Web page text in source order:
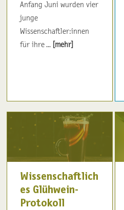
Anfang Juni wurden vier
junge
Wissenschaftler:innen
für ihre ... [mehr]
Wissenschaftlich
es Glühwein-
Protokoll